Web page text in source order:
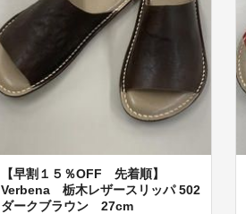
【早割１５％OFF 先着順】
Verbena 栃木レザースリッパ 502
ダークブラウン 27cm